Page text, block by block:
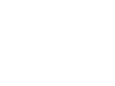
Beta che
L’utilizzo di tali
soggetto al pagamento
e accetta che
è volontario e non